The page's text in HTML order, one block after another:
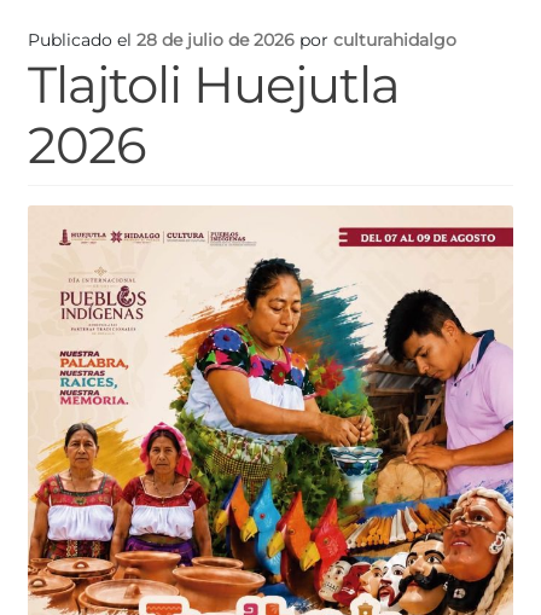
Publicado el 28 de julio de 2026 por culturahidalgo
Tlajtoli Huejutla
2026